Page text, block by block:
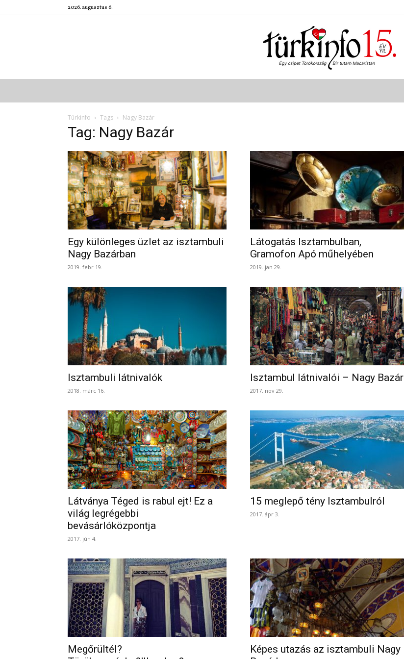
2026. augusztus 6.
Türkinfo
Türkinfo Tags Nagy Bazár
Tag: Nagy Bazár
Egy különleges üzlet az isztambuli
Nagy Bazárban
2019. febr 19.
Látogatás Isztambulban,
Gramofon Apó műhelyében
2019. jan 29.
Isztambuli látnivalók
2018. márc 16.
Isztambul látnivalói – Nagy Bazár
2017. nov 29.
Látványa Téged is rabul ejt! Ez a
világ legrégebbi
bevásárlóközpontja
2017. jún 4.
15 meglepő tény Isztambulról
2017. ápr 3.
Megőrültél?
Képes utazás az isztambuli Nagy